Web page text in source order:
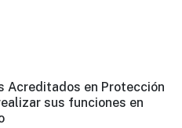
Acreditados en Protección
sus funciones en